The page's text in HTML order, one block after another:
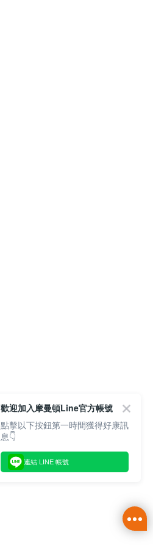
歡迎加入摩曼頓Line官方帳號
點擊以下按鈕第一時間獲得好康訊
息👇
連結 LINE 帳號